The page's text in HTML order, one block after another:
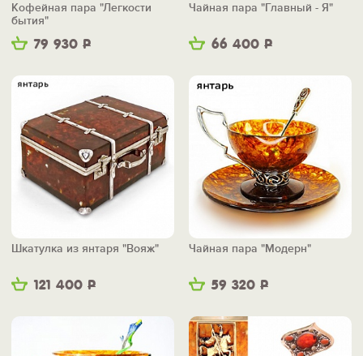
79 930 Р
Кофейная пара "Легкости
бытия"
66 400 Р
Чайная пара "Главный - Я"
121 400 Р
Шкатулка из янтаря "Вояж"
59 320 Р
Чайная пара "Модерн"